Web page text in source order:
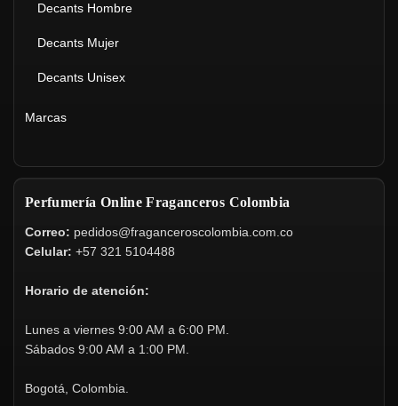
Decants Hombre
Decants Mujer
Decants Unisex
Marcas
Perfumería Online Fraganceros Colombia
Correo: pedidos@fraganceroscolombia.com.co
Celular: +57 321 5104488
Horario de atención:
Lunes a viernes 9:00 AM a 6:00 PM.
Sábados 9:00 AM a 1:00 PM.
Bogotá, Colombia.